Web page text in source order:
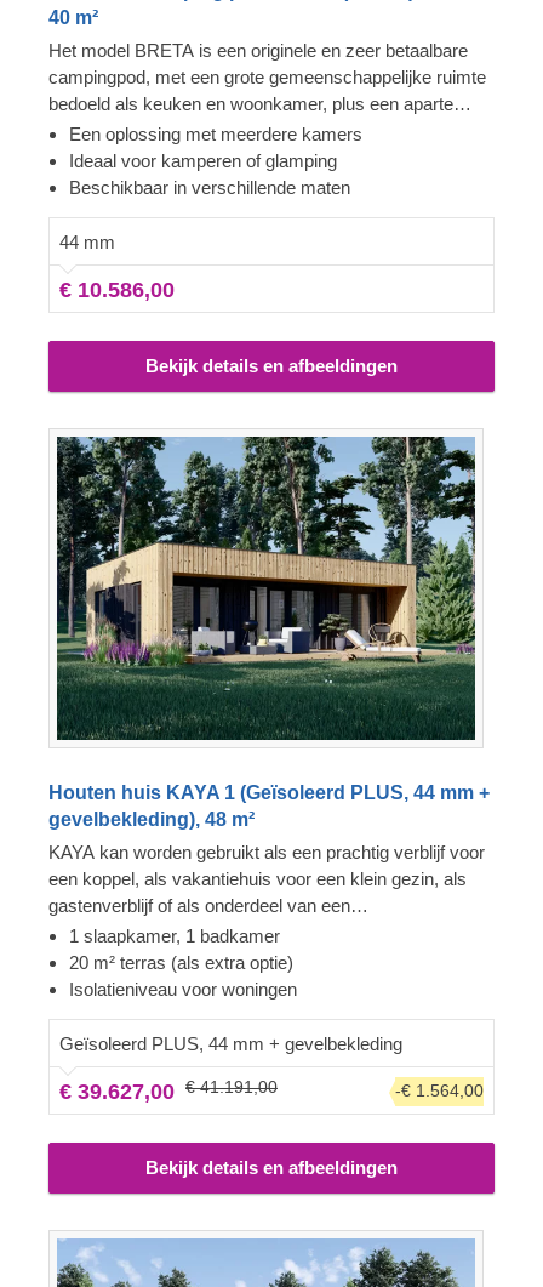
40 m²
Het model BRETA is een originele en zeer betaalbare
campingpod, met een grote gemeenschappelijke ruimte
bedoeld als keuken en woonkamer, plus een aparte
badkamer en twee slaapkamers (een eenpersoons- en
een tweepersoonskamer). Geniet ook van het terras dat
wat buitenruimte toevoegt voor uw perfecte glamping-
toegangsdeuren maken de traditionele, open indruk van
het model compleet. Vergeet niet dat deze constructie
ook gemakkelijk kan dienen als een aantrekkelijk
glampingverblijf. Laat dit prachtige model uw achtertuin
en uw dagelijks leven wat leuker maken!
Een oplossing met meerdere kamers
Ideaal voor kamperen of glamping
Beschikbaar in verschillende maten
44 mm
€ 10.586,00
Bekijk details en afbeeldingen
Houten huis KAYA 1 (Geïsoleerd PLUS, 44 mm +
gevelbekleding), 48 m²
KAYA kan worden gebruikt als een prachtig verblijf voor
een koppel, als vakantiehuis voor een klein gezin, als
gastenverblijf of als onderdeel van een
accommodatiebedrijf! Het functionele ontwerp en de
indeling zorgen ervoor dat u gezellig met uw gezin kunt
samenzijn en meer tijd met hen kunt doorbrengen.
vele ramen en de schaduwrijke ingang die leidt naar de
grote open keuken of de slaapkamer. U vindt er ook een
ruime badkamer en een opbergruimte. Maak de look
compleet met een terras en geniet optimaal van uw
nieuwe huis.
1 slaapkamer, 1 badkamer
20 m² terras (als extra optie)
Isolatieniveau voor woningen
Geïsoleerd PLUS, 44 mm + gevelbekleding
€ 39.627,00 € 41.191,00 -€ 1.564,00
Bekijk details en afbeeldingen